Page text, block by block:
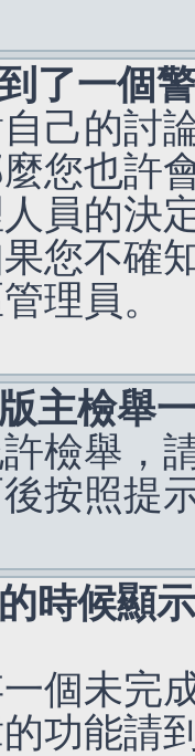
了一個
己的討
您也許
員的決
您不確
理員。
主檢舉
檢舉，
按照提
時候顯
個未完
功能請